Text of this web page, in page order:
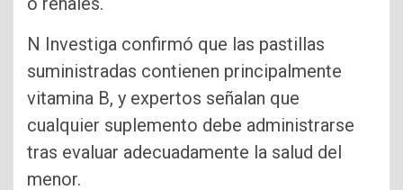
N Investiga confirmó que las pastillas
suministradas contienen principalmente
vitamina B, y expertos señalan que
cualquier suplemento debe administrarse
tras evaluar adecuadamente la salud del
menor.